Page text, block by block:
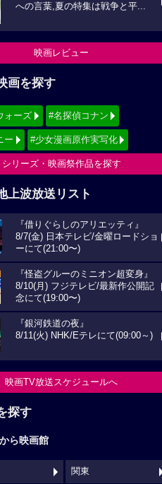
への言葉,夏の特集は戦争と平...
映画レビュー
画を探す
ォーズ #名探偵コナン
ー #少女漫画原作実写化
シリーズ・映画祭作品を探す
上波放送リスト
『借りぐらしのアリエッティ』
8/7(金) 日本テレビ/金曜ロードショ
ーにて(21:00〜)
『怪盗グルーのミニオン超変身』
8/10(月) フジテレビ/最新作公開記
念にて(19:00〜)
『銀河鉄道の夜』
8/11(火) NHK/Eテレにて(09:00～)
映画TV放送スケジュールへ
探す
ら映画館
関東